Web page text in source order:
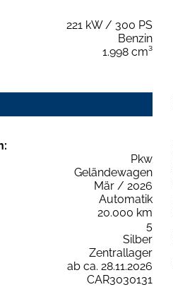
221 kW / 300 PS
Benzin
1.998 cm³
Pkw
Geländewagen
Mär / 2026
Automatik
20.000 km
5
Silber
Zentrallager
ab ca. 28.11.2026
CAR3030131